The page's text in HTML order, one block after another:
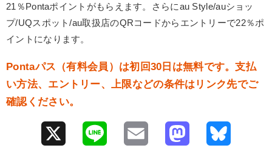
21％Pontaポイントがもらえます。さらにau Style/auショッ
プ/UQスポット/au取扱店のQRコードからエントリーで22％ポ
イントになります。
Pontaパス（有料会員）は初回30日は無料です。支払
い方法、エントリー、上限などの条件はリンク先でご
確認ください。